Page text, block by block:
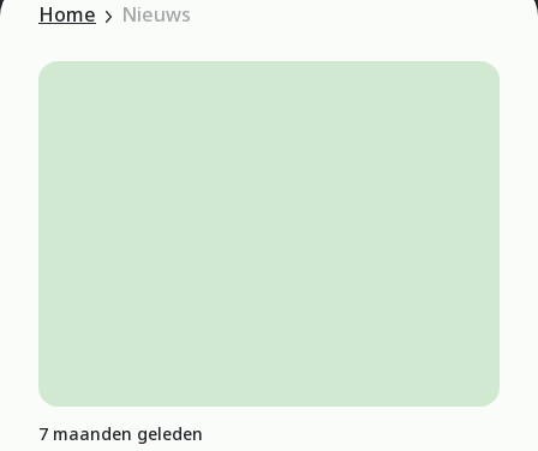
Home Nieuws
7 maanden geleden